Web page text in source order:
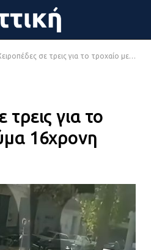
σε τρεις για το τροχαίο με θύμα 16χρονη
τρεις για το
16χρονη